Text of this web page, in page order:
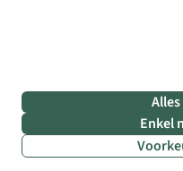
Enkel